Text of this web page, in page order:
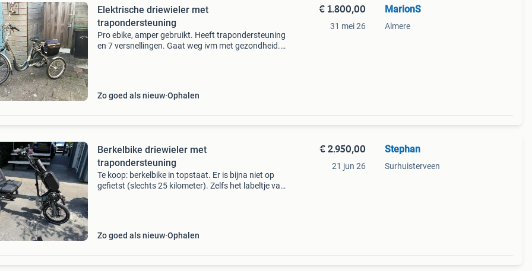
Elektrische driewieler met
trapondersteuning
Pro ebike, amper gebruikt. Heeft trapondersteuning
en 7 versnellingen. Gaat weg ivm met gezondheid.
Zo goed als nieuw Ophalen
€ 1.800,00
31 mei 26
MarionS
Almere
Berkelbike driewieler met
trapondersteuning
Te koop: berkelbike in topstaat. Er is bijna niet op
gefietst (slechts 25 kilometer). Zelfs het labeltje van
Zo goed als nieuw Ophalen
€ 2.950,00
21 jun 26
Stephan
Surhuisterveen